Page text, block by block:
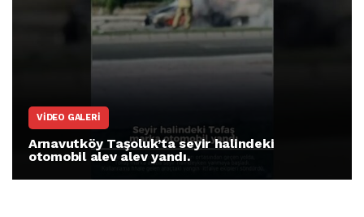
VIDEO GALERI
Arnavutköy Taşoluk’ta seyir halindeki
otomobil alev alev yandı.